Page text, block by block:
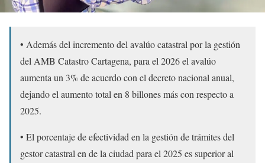
• Además del incremento del avalúo catastral por la gestión
del AMB Catastro Cartagena, para el 2026 el avalúo
aumenta un 3% de acuerdo con el decreto nacional anual,
dejando el aumento total en 8 billones más con respecto a
2025.
• El porcentaje de efectividad en la gestión de trámites del
gestor catastral en de la ciudad para el 2025 es superior al